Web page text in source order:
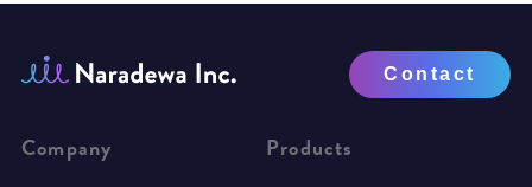
Contact
Company Products